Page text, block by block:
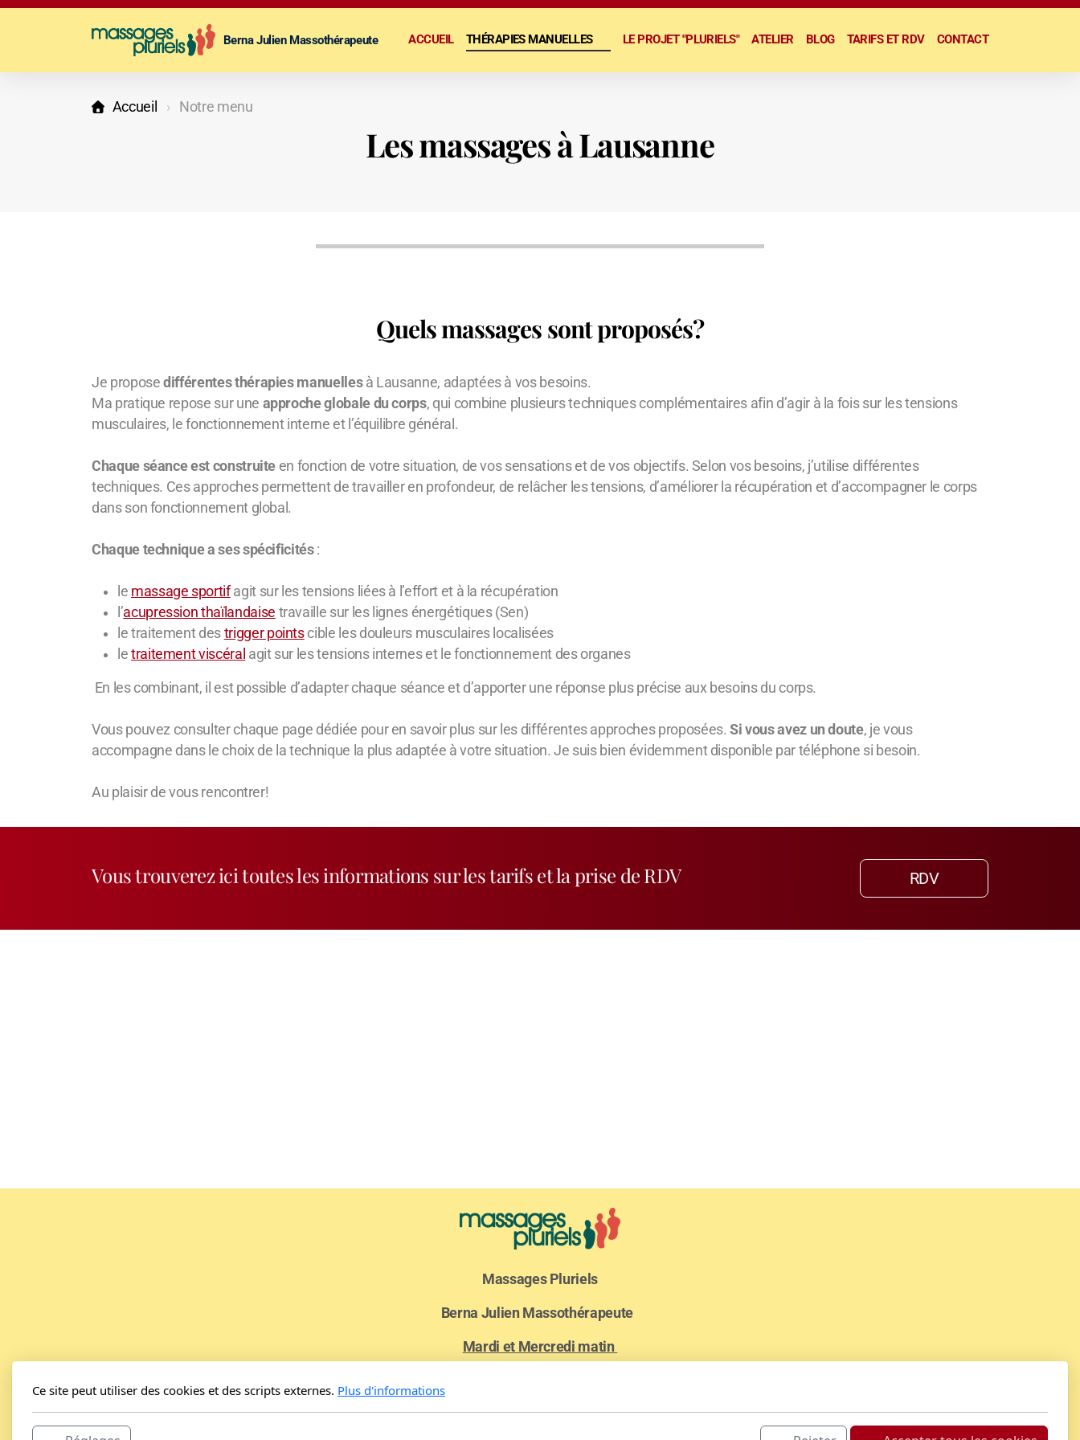
Berna Julien Massothérapeute ACCUEIL THÉRAPIES MANUELLES LE PROJET "PLURIELS" ATELIER BLOG TARIFS ET RDV CONTACT
Accueil Notre menu
Les massages à Lausanne
Quels massages sont proposés?
Je proposedifférentes thérapies manuellesà Lausanne, adaptées à vos besoins.
Ma pratique repose sur une approche globale du corps, qui combine plusieurs techniques complémentaires afin d’agir à la fois sur les tensions
musculaires, le fonctionnement interne et l’équilibre général.
Chaque séance est construite en fonction de votre situation, de vos sensations et de vos objectifs. Selon vos besoins, j’utilise différentes
techniques. Ces approches permettent de travailler en profondeur, de relâcher les tensions, d’améliorer la récupération et d’accompagner le corps
dans son fonctionnement global.
Chaque technique a ses spécificités:
le massage sportifagit sur les tensions liées à l’effort et à la récupération
l’acupression thaïlandaise travaille sur les lignes énergétiques (Sen)
le traitement des trigger pointscible les douleurs musculaires localisées
le traitement viscéral agit sur les tensions internes et le fonctionnement des organes
En les combinant, il est possible d’adapter chaque séance et d’apporter une réponse plus précise aux besoins du corps.
Vous pouvez consulter chaque page dédiée pour en savoir plus sur les différentes approches proposées.Si vous avez un doute, je vous
accompagne dans le choix de la technique la plus adaptée à votre situation. Je suis bien évidemment disponible par téléphone si besoin.
Au plaisir de vous rencontrer!
Vous trouverez ici toutes les informations sur les tarifs et la prise de RDV RDV
Massages Pluriels
Berna Julien Massothérapeute
Mardi et Mercredi matin
1012 Lausanne
Ce site peut utiliser des cookies et des scripts externes. Plus d'informations